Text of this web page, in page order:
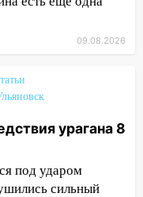
более
более 10
Ульяновска
деревья и
на улице
09.08.2026
урагана 8
под ударом
сильный